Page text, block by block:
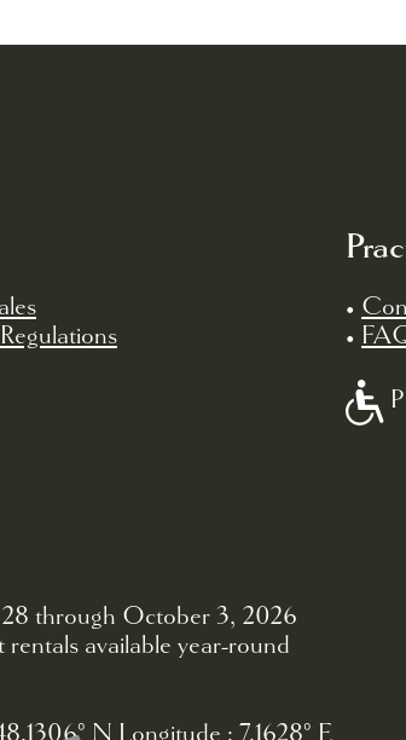
•
•
through October 3, 2026
rentals available year-round
N Longitude : 7.1628° E